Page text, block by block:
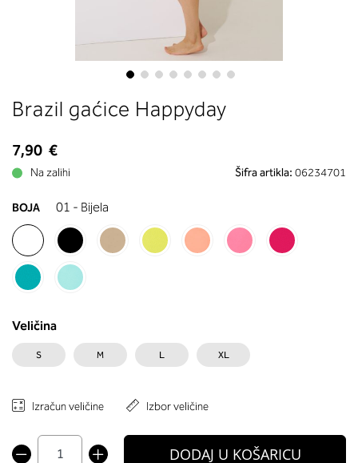
to
beginning
the
images
gallery
Brazil gaćice Happyday
7,90 €
Na zalihi Šifra artikla: 06234701
BOJA 01 - Bijela
Veličina
S M L XL
Izračun veličine Izbor veličine
DODAJ U KOŠARICU
boste prebrali, katera globina
ustreza vaši meri (A, B …) – iščite v
stolpcu, ki ste ga določili s
obsegom.